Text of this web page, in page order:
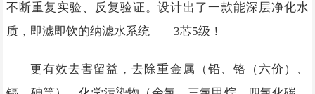
不断重复实验、反复验证。设计出了一款能深层净化水
质，即滤即饮的纳滤水系统——3芯5级！
更有效去害留益，去除重金属（铅、铬（六价）、